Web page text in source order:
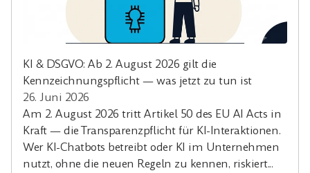
KI & DSGVO: Ab 2. August 2026 gilt die
Kennzeichnungspflicht — was jetzt zu tun ist
26. Juni 2026
Am 2. August 2026 tritt Artikel 50 des EU AI Acts in
Kraft — die Transparenzpflicht für KI-Interaktionen.
Wer KI-Chatbots betreibt oder KI im Unternehmen
nutzt, ohne die neuen Regeln zu kennen, riskiert...